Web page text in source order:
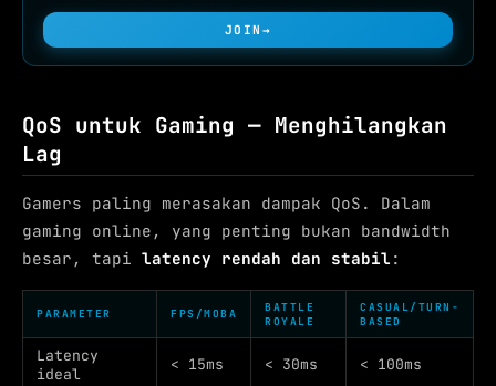
JOIN →
QoS untuk Gaming — Menghilangkan
Lag
Gamers paling merasakan dampak QoS. Dalam
gaming online, yang penting bukan bandwidth
besar, tapi latency rendah dan stabil :
PARAMETER FPS/MOBA
BATTLE
ROYALE
CASUAL/TURN-
BASED
Latency
ideal
< 15ms < 30ms < 100ms